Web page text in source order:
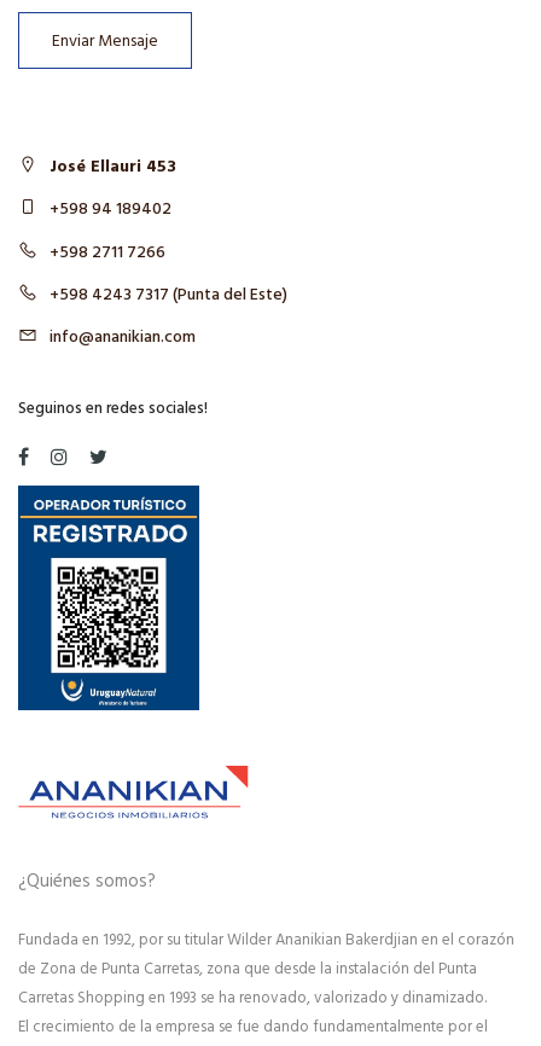
Enviar Mensaje
José Ellauri 453
+598 94 189402
+598 2711 7266
+598 4243 7317 (Punta del Este)
info@ananikian.com
Seguinos en redes sociales!
¿Quiénes somos?
Fundada en 1992, por su titular Wilder Ananikian Bakerdjian en el corazón
de Zona de Punta Carretas, zona que desde la instalación del Punta
Carretas Shopping en 1993 se ha renovado, valorizado y dinamizado.
El crecimiento de la empresa se fue dando fundamentalmente por el